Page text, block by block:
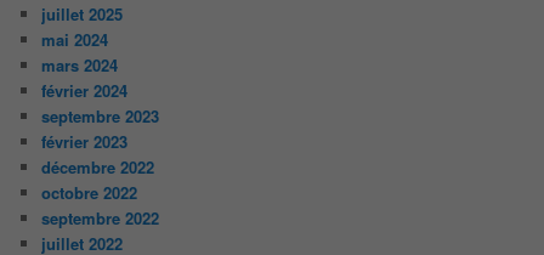
juillet 2025
mai 2024
mars 2024
février 2024
septembre 2023
février 2023
décembre 2022
octobre 2022
septembre 2022
juillet 2022